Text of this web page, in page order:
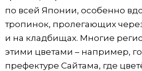
по всей Японии, особенно
тропинок, пролегающих
и на кладбищах. Многие
этими цветами – например,
префектуре Сайтама, где